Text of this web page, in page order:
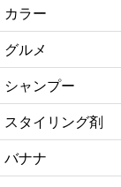
カラー
グルメ
シャンプー
スタイリング剤
バナナ